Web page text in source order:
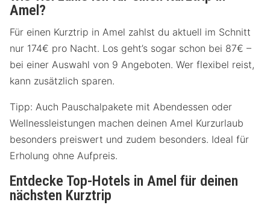
Amel?
Für einen Kurztrip in Amel zahlst du aktuell im Schnitt
nur 174€ pro Nacht. Los geht’s sogar schon bei 87€ –
bei einer Auswahl von 9 Angeboten. Wer flexibel reist,
kann zusätzlich sparen.
Tipp: Auch Pauschalpakete mit Abendessen oder
Wellnessleistungen machen deinen Amel Kurzurlaub
besonders preiswert und zudem besonders. Ideal für
Erholung ohne Aufpreis.
Entdecke Top-Hotels in Amel für deinen
nächsten Kurztrip